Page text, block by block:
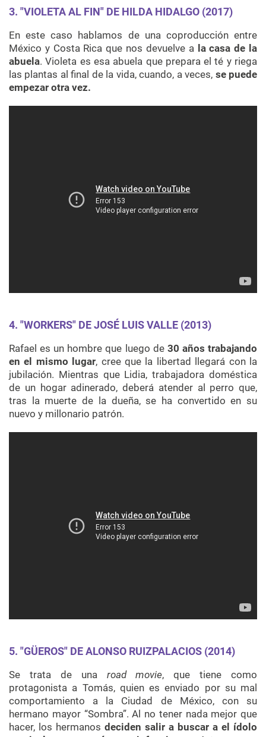
3. "VIOLETA AL FIN" DE HILDA HIDALGO (2017)
En este caso hablamos de una coproducción entre
México y Costa Rica que nos devuelve a la casa de la
abuela. Violeta es esa abuela que prepara el té y riega
las plantas al final de la vida, cuando, a veces, se puede
empezar otra vez.
4. "WORKERS" DE JOSÉ LUIS VALLE (2013)
Rafael es un hombre que luego de 30 años trabajando
en el mismo lugar, cree que la libertad llegará con la
jubilación. Mientras que Lidia, trabajadora doméstica
de un hogar adinerado, deberá atender al perro que,
tras la muerte de la dueña, se ha convertido en su
nuevo y millonario patrón.
5. "GÜEROS" DE ALONSO RUIZPALACIOS (2014)
Se trata de una road movie, que tiene como
protagonista a Tomás, quien es enviado por su mal
comportamiento a la Ciudad de México, con su
hermano mayor “Sombra”. Al no tener nada mejor que
hacer, los hermanos deciden salir a buscar a el ídolo